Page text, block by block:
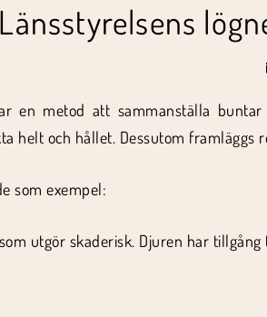
Länsstyrelsens
en metod att sammanställa
helt och hållet. Dessutom framläggs
som exempel:
utgör skaderisk. Djuren har tillgång